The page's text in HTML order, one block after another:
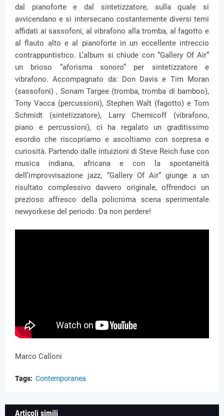
dal pianoforte e dal sintetizzatore, sulla quale si
avvicendano e si intersecano costantemente diversi temi
affidati ai sassofoni, al vibrafono alla tromba, al fagotto e
al flauto alto e al pianoforte in un eccellente intreccio
contrappuntistico. L’album si chiude con “Gallery Of Air”
un brioso “aforisma sonoro” per sintetizzatore e
vibrafono. Accompagnato da: Don Davis e Tim Moran
(sassofoni) , Sonam Targee (tromba, tromba di bamboo),
Tony Vacca (percussioni), Stephen Walt (fagotto) e Tom
Schmidt (sintetizzatore), Larry Chernicoff (vibrafono,
piano e percussioni), ci ha regalato un graditissimo
esordio che riscopriamo e ascoltiamo con sorpresa e
curiosità. Partendo dalle intuizioni di Steve Reich fuse con
musica indiana, africana e con la spontaneità
dell’improvvisazione jazz, “Gallery Of Air” giunge a un
risultato complessivo davvero originale, offrendoci un
prezioso affresco della policroma scena sperimentale
newyorkese del periodo. Da non perdere!
Marco Calloni
Tags: Contemporanea
Articoli simili